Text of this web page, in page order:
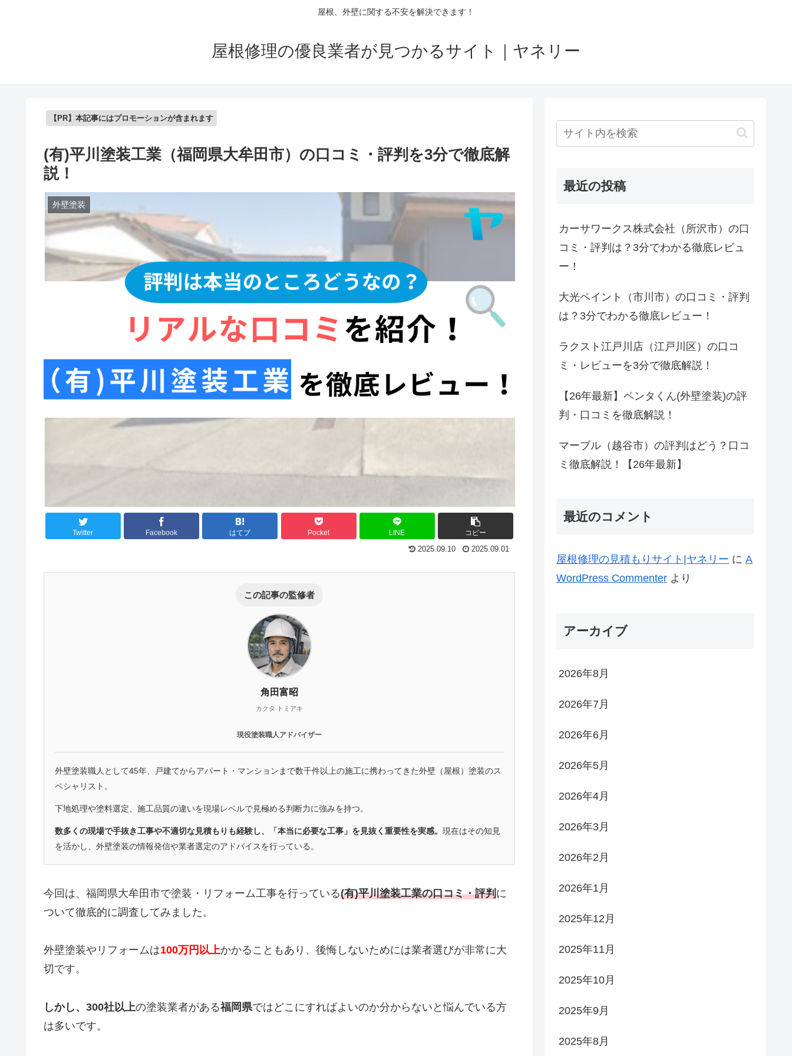
屋根、外壁に関する不安を解決できます！
屋根修理の優良業者が見つかるサイト｜ヤネリー
【PR】本記事にはプロモーションが含まれます
(有)平川塗装工業（福岡県大牟田市）の口コミ・評判を3分で徹底解
説！
外壁塗装
Twitter Facebook はてブ Pocket LINE コピー
2025.09.10 2025.09.01
この記事の監修者
角田富昭
カクタ トミアキ
現役塗装職人アドバイザー
外壁塗装職人として45年、戸建てからアパート・マンションまで数千件以上の施工に携わってきた外壁（屋根）塗装のス
ペシャリスト。
下地処理や塗料選定、施工品質の違いを現場レベルで見極める判断力に強みを持つ。
数多くの現場で手抜き工事や不適切な見積もりも経験し、「本当に必要な工事」を見抜く重要性を実感。 現在はその知見
を活かし、外壁塗装の情報発信や業者選定のアドバイスを行っている。
今回は、福岡県大牟田市で塗装・リフォーム工事を行っている(有)平川塗装工業の口コミ・評判に
ついて徹底的に調査してみました。
外壁塗装やリフォームは100万円以上かかることもあり、後悔しないためには業者選びが非常に大
切です。
しかし、 300社以上の塗装業者がある福岡県ではどこにすればよいのか分からないと悩んでいる方
は多いです。
最近の投稿
カーサワークス株式会社（所沢市）の口
コミ・評判は？3分でわかる徹底レビュ
ー！
大光ペイント（市川市）の口コミ・評判
は？3分でわかる徹底レビュー！
ラクスト江戸川店（江戸川区）の口コ
ミ・レビューを3分で徹底解説！
【26年最新】ペンタくん(外壁塗装)の評
判・口コミを徹底解説！
マーブル（越谷市）の評判はどう？口コ
ミ徹底解説！【26年最新】
最近のコメント
屋根修理の見積もりサイト|ヤネリー に A
WordPress Commenter より
アーカイブ
2026年8月
2026年7月
2026年6月
2026年5月
2026年4月
2026年3月
2026年2月
2026年1月
2025年12月
2025年11月
2025年10月
2025年9月
2025年8月